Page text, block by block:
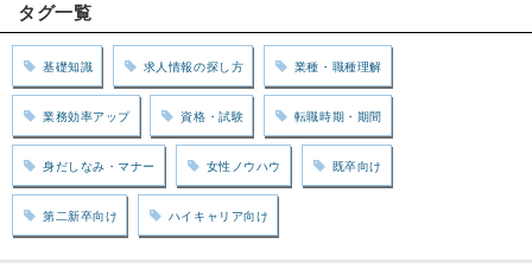
タグ一覧
基礎知識 求人情報の探し方 業種・職種理解
業務効率アップ 資格・試験 転職時期・期間
身だしなみ・マナー 女性ノウハウ 既卒向け
第二新卒向け ハイキャリア向け